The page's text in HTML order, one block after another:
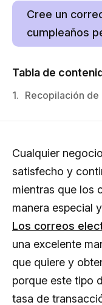
Cree un
cumpleaños
Tabla de
1. Recopilación
Cualquier
satisfecho y
mientras que los
manera especial
Los correos
una excelente
que quiere y
porque este tipo
tasa de